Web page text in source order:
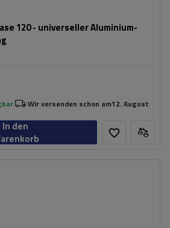
120 - universeller Aluminium-
Wir versenden schon am12. August
In den